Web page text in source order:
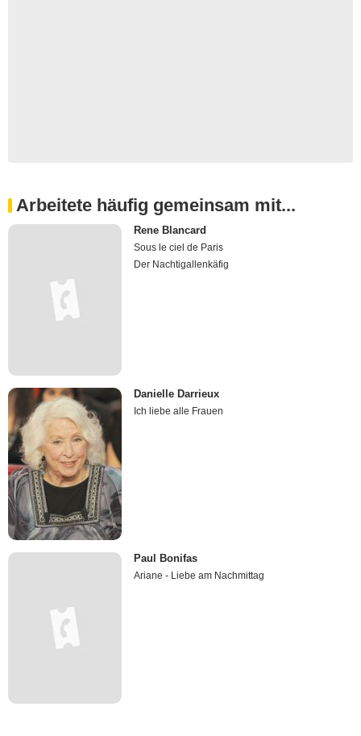
Arbeitete häufig gemeinsam mit...
Rene Blancard
Sous le ciel de Paris
Der Nachtigallenkäfig
Danielle Darrieux
Ich liebe alle Frauen
Paul Bonifas
Ariane - Liebe am Nachmittag